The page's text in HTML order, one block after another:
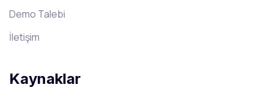
Demo Talebi
İletişim
Kaynaklar